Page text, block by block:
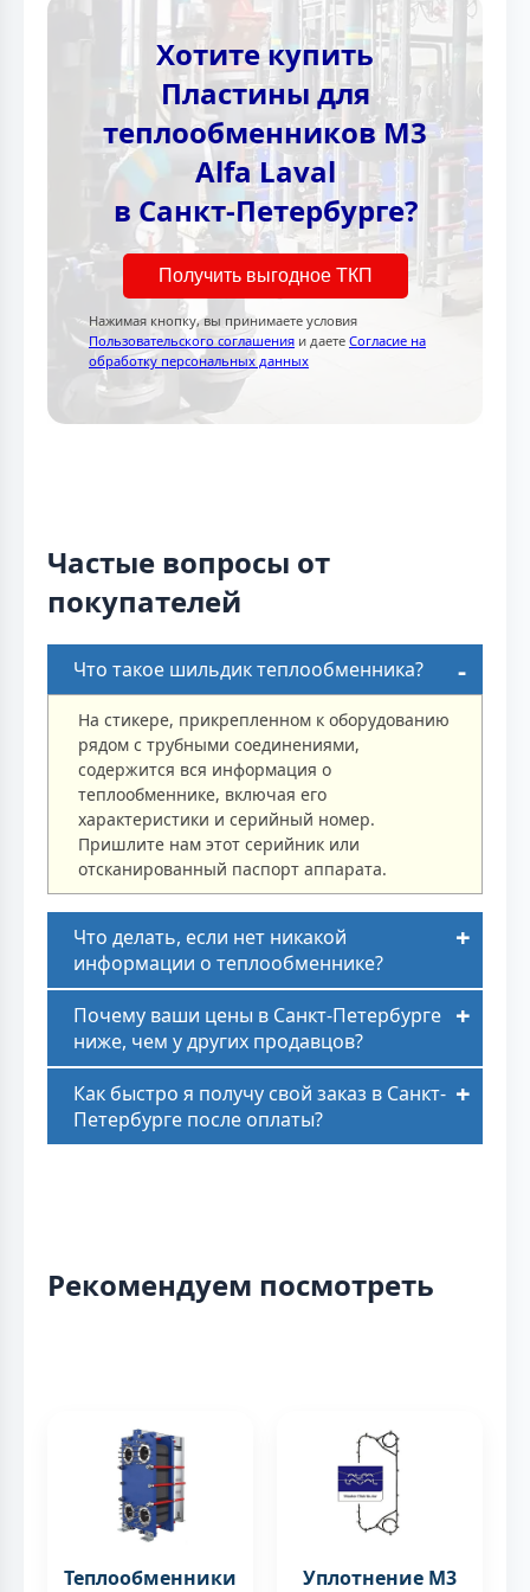
Хотите купить
Пластины для
теплообменников M3
Alfa Laval
в Санкт-Петербурге?
Получить выгодное ТКП
Нажимая кнопку, вы принимаете условия
Пользовательского соглашения и даете Согласие на
обработку персональных данных
Частые вопросы от
покупателей
Что такое шильдик теплообменника?
На стикере, прикрепленном к оборудованию
рядом с трубными соединениями,
содержится вся информация о
теплообменнике, включая его
характеристики и серийный номер.
Пришлите нам этот серийник или
отсканированный паспорт аппарата.
Что делать, если нет никакой
информации о теплообменнике?
Почему ваши цены в Санкт-Петербурге
ниже, чем у других продавцов?
Как быстро я получу свой заказ в Санкт-
Петербурге после оплаты?
Рекомендуем посмотреть
Теплообменники
Уплотнение M3